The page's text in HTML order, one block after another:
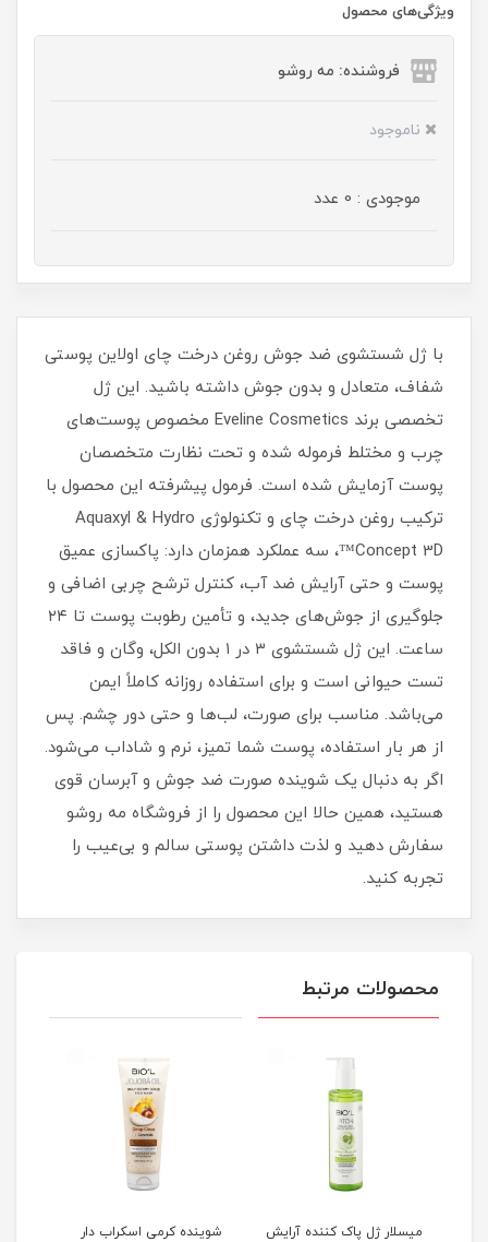
ویژگی‌های محصول
فروشنده: مه رو‌شو
ناموجود
موجودی : 0 عدد
با ژل شستشوی ضد جوش روغن درخت چای اولاین پوستی
شفاف، متعادل و بدون جوش داشته باشید. این ژل
تخصصی برند Eveline Cosmetics مخصوص پوست‌های
چرب و مختلط فرموله شده و تحت نظارت متخصصان
پوست آزمایش شده است. فرمول پیشرفته این محصول با
ترکیب روغن درخت چای و تکنولوژی Aquaxyl & Hydro
Concept 3D™، سه عملکرد همزمان دارد: پاکسازی عمیق
پوست و حتی آرایش ضد آب، کنترل ترشح چربی اضافی و
جلوگیری از جوش‌های جدید، و تأمین رطوبت پوست تا ۲۴
ساعت. این ژل شستشوی ۳ در ۱ بدون الکل، وگان و فاقد
تست حیوانی است و برای استفاده روزانه کاملاً ایمن
می‌باشد. مناسب برای صورت، لب‌ها و حتی دور چشم. پس
از هر بار استفاده، پوست شما تمیز، نرم و شاداب می‌شود.
اگر به دنبال یک شوینده صورت ضد جوش و آبرسان قوی
هستید، همین حالا این محصول را از فروشگاه مه روشو
سفارش دهید و لذت داشتن پوستی سالم و بی‌عیب را
تجربه کنید.
محصولات مرتبط
میسلار ژل پاک کننده آرایش
شوینده کرمی اسکراب دار